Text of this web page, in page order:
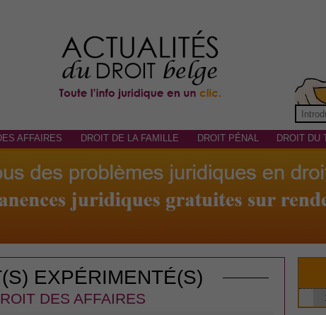
AFFAIRES DROIT DE LA FAMILLE DROIT PÉNAL DROIT DU
EXPÉRIMENTÉ(S)
DES AFFAIRES